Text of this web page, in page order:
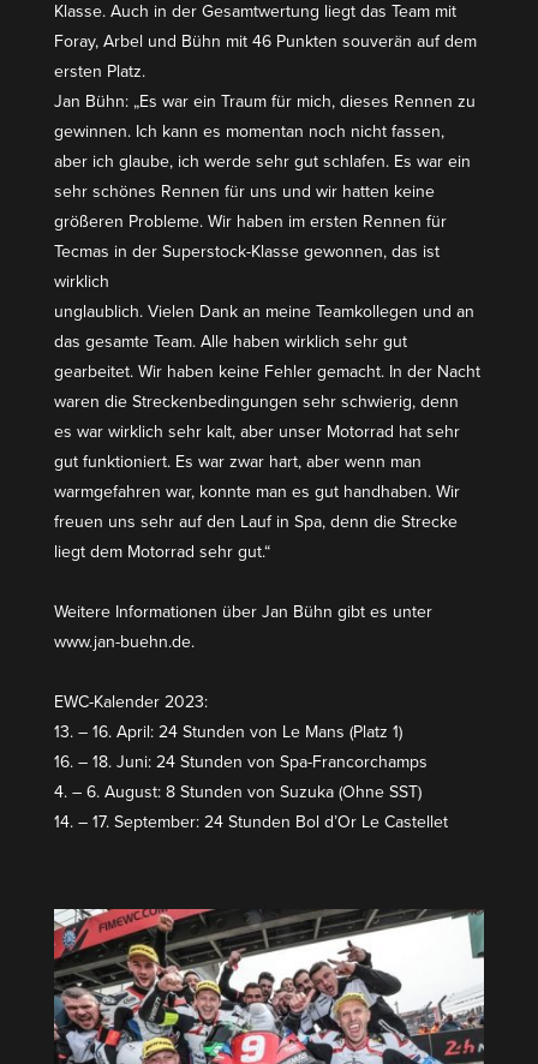
Klasse. Auch in der Gesamt­wertung liegt das Team mit
Foray, Arbel und Bühn mit 46 Punkten souverän auf dem
ersten Platz.
Jan Bühn: „Es war ein Traum für mich, dieses Rennen zu
gewinnen. Ich kann es momentan noch nicht fassen,
aber ich glaube, ich werde sehr gut schlafen. Es war ein
sehr schönes Rennen für uns und wir hatten keine
größeren Probleme. Wir haben im ersten Rennen für
Tecmas in der Super­stock-Klasse gewonnen, das ist
wirklich
unglaublich. Vielen Dank an meine Teamkol­legen und an
das gesamte Team. Alle haben wirklich sehr gut
gearbeitet. Wir haben keine Fehler gemacht. In der Nacht
waren die Strecken­be­din­gungen sehr schwierig, denn
es war wirklich sehr kalt, aber unser Motorrad hat sehr
gut funktio­niert. Es war zwar hart, aber wenn man
warmge­fahren war, konnte man es gut handhaben. Wir
freuen uns sehr auf den Lauf in Spa, denn die Strecke
liegt dem Motorrad sehr gut.“
Weitere Infor­ma­tionen über Jan Bühn gibt es unter
www.jan-buehn.de.
EWC-Kalender 2023:
13. – 16. April: 24 Stunden von Le Mans (Platz 1)
16. – 18. Juni: 24 Stunden von Spa-Francorchamps
4. – 6. August: 8 Stunden von Suzuka (Ohne SST)
14. – 17. September: 24 Stunden Bol d’Or Le Castellet